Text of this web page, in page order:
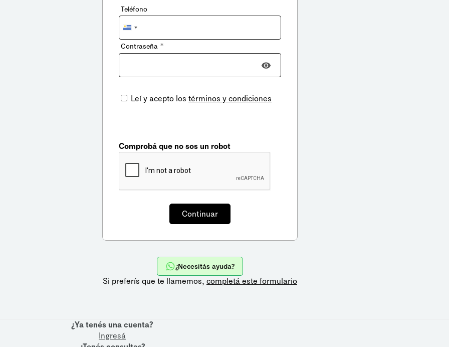
Teléfono
Uruguay
+598
Contraseña *
Leí y acepto los términos y condiciones
Comprobá que no sos un robot
¿Necesitás ayuda?
Si preferís que te llamemos, completá este formulario
¿Ya tenés una cuenta?
Ingresá